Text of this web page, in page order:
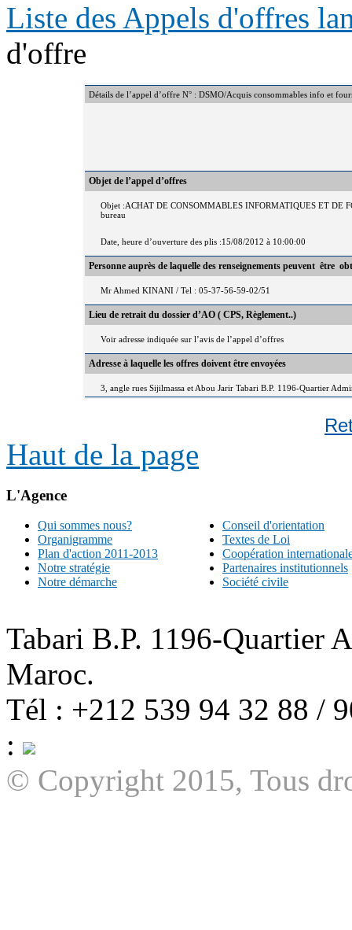
Liste des Appels d'offres
d'offre
Détails de l’appel d’offre N° : DSMO/Acquis consommables info et
Objet de l’appel d’offres
Objet :ACHAT DE CONSOMMABLES INFORMATIQUES ET DE
bureau
Date, heure d’ouverture des plis :15/08/2012 à 10:00:00
Personne auprès de laquelle des renseignements peuvent être
Mr Ahmed KINANI / Tel : 05-37-56-59-02/51
Lieu de retrait du dossier d’AO ( CPS, Règlement..)
Voir adresse indiquée sur l’avis de l’appel d’offres
Adresse à laquelle les offres doivent être envoyées
3, angle rues Sijilmassa et Abou Jarir Tabari B.P. 1196-Quartier
Haut de la page
L'Agence
Qui sommes nous?
Organigramme
Plan d'action 2011-2013
Notre stratégie
Notre démarche
Conseil d'orientation
Textes de Loi
Coopération
Partenaires institutionnels
Société civile
Tabari B.P. 1196-Quartier
Maroc.
Tél : +212 539 94 32 88 /
:
© Copyright 2015, Tous